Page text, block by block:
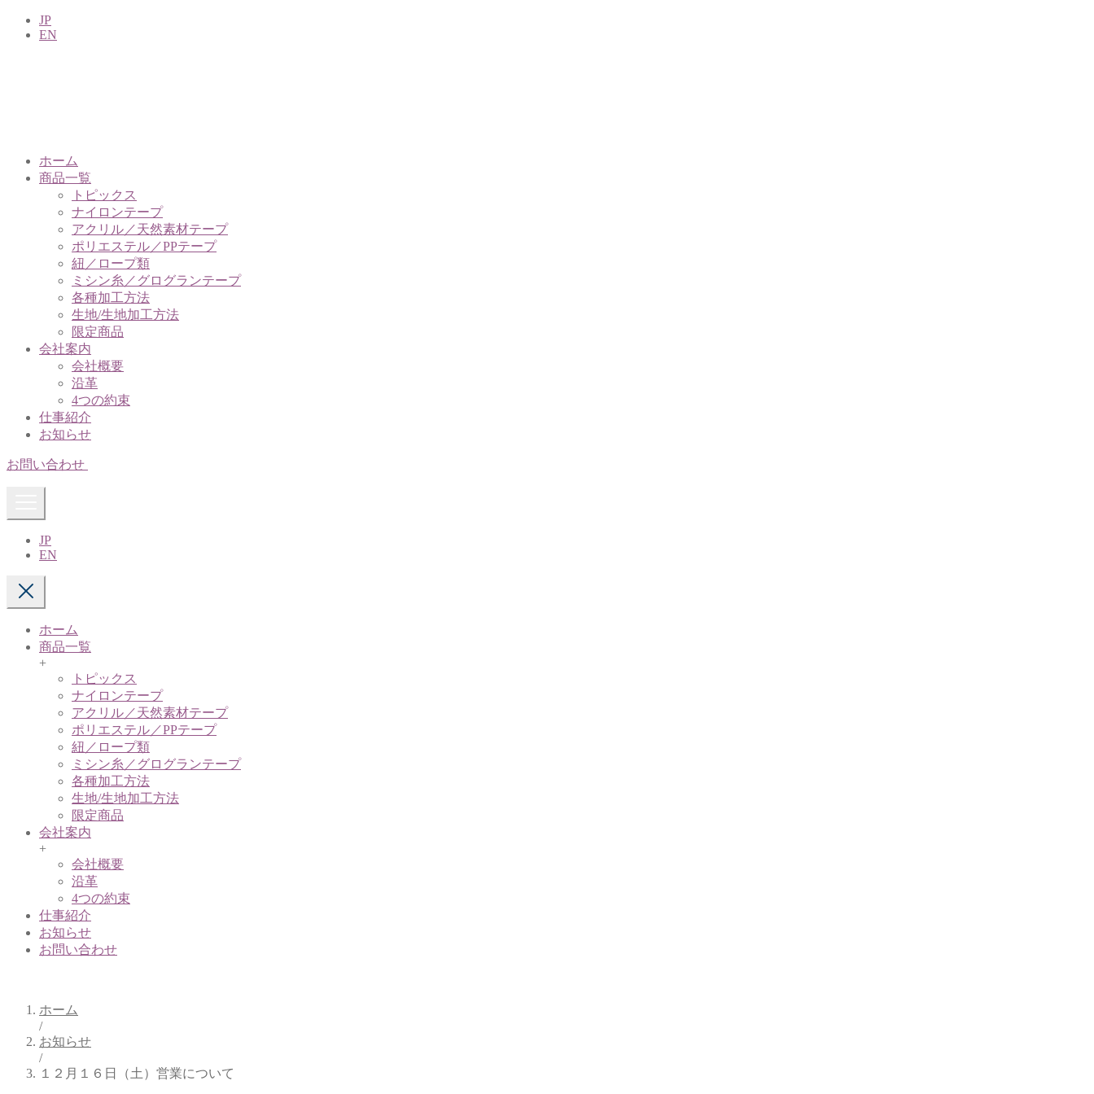
JP
EN
ホーム
商品一覧
トピックス
ナイロンテープ
アクリル／天然素材テープ
ポリエステル／PPテープ
紐／ロープ類
ミシン糸／グログランテープ
各種加工方法
生地/生地加工方法
限定商品
会社案内
会社概要
沿革
4つの約束
仕事紹介
お知らせ
お問い合わせ
JP
EN
ホーム
商品一覧
+
トピックス
ナイロンテープ
アクリル／天然素材テープ
ポリエステル／PPテープ
紐／ロープ類
ミシン糸／グログランテープ
各種加工方法
生地/生地加工方法
限定商品
会社案内
+
会社概要
沿革
4つの約束
仕事紹介
お知らせ
お問い合わせ
ホーム
/
お知らせ
/
１２月１６日（土）営業について